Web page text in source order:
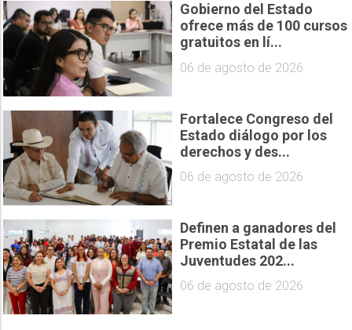
Gobierno del Estado
ofrece más de 100 cursos
gratuitos en lí...
06 de agosto de 2026
Fortalece Congreso del
Estado diálogo por los
derechos y des...
06 de agosto de 2026
Definen a ganadores del
Premio Estatal de las
Juventudes 202...
06 de agosto de 2026